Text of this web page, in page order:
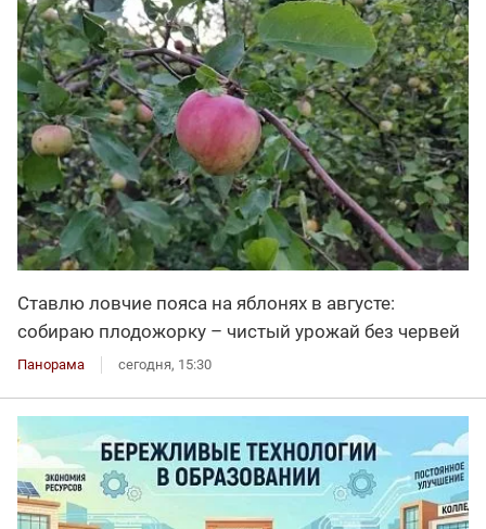
Ставлю ловчие пояса на яблонях в августе:
собираю плодожорку – чистый урожай без червей
Панорама сегодня, 15:30